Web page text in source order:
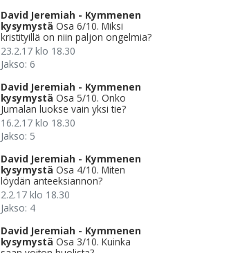
David Jeremiah - Kymmenen
kysymystä Osa 6/10. Miksi
kristityillä on niin paljon ongelmia?
23.2.17 klo 18.30
Jakso: 6
David Jeremiah - Kymmenen
kysymystä Osa 5/10. Onko
Jumalan luokse vain yksi tie?
16.2.17 klo 18.30
Jakso: 5
David Jeremiah - Kymmenen
kysymystä Osa 4/10. Miten
löydän anteeksiannon?
2.2.17 klo 18.30
Jakso: 4
David Jeremiah - Kymmenen
kysymystä Osa 3/10. Kuinka